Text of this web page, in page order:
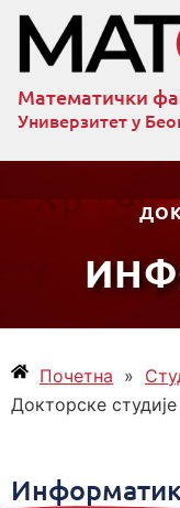
Математички
Универзитет у
Почетна »
Докторске